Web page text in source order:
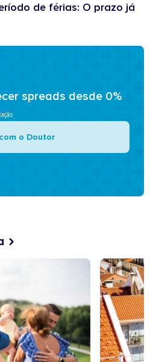
de férias: O prazo já
spreads desde 0%
o Doutor